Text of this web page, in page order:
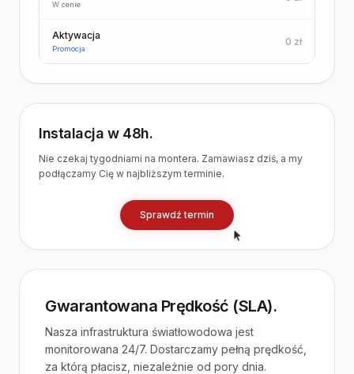
W cenie
Aktywacja
Promocja
0 zł
Instalacja w 48h.
Nie czekaj tygodniami na montera. Zamawiasz dziś, a my
podłączamy Cię w najbliższym terminie.
Sprawdź termin
Gwarantowana Prędkość (SLA).
Nasza infrastruktura światłowodowa jest
monitorowana 24/7. Dostarczamy pełną prędkość,
za którą płacisz, niezależnie od pory dnia.